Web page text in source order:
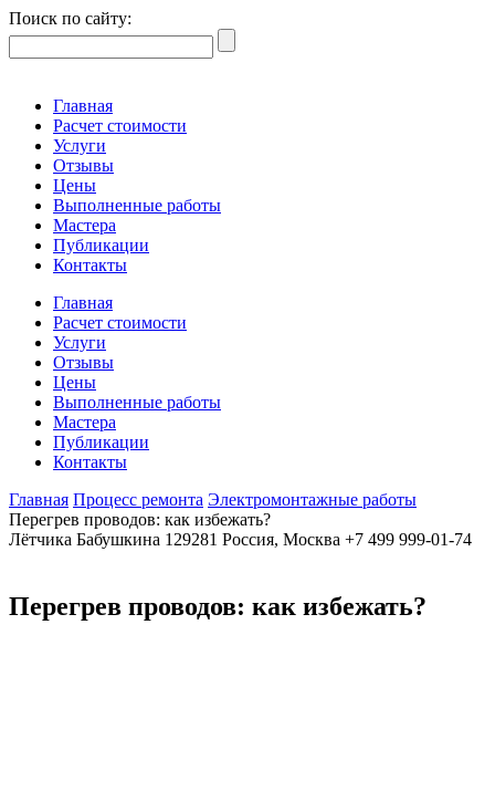
Поиск по сайту:
Главная
Расчет стоимости
Услуги
Отзывы
Цены
Выполненные работы
Мастера
Публикации
Контакты
Главная
Расчет стоимости
Услуги
Отзывы
Цены
Выполненные работы
Мастера
Публикации
Контакты
Главная Процесс ремонта Электромонтажные работы
Перегрев проводов: как избежать?
Лётчика Бабушкина 129281 Россия, Москва +7 499 999-01-74
Перегрев проводов: как избежать?